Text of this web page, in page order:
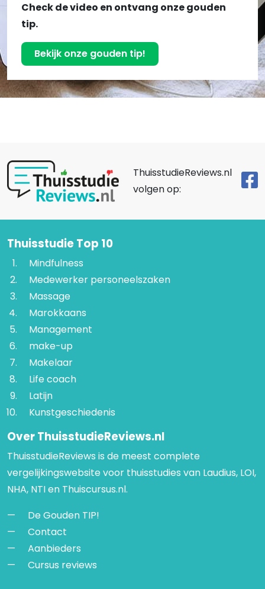
Check de video en ontvang onze gouden
tip.
Bekijk onze gouden tip!
ThuisstudieReviews.nl
volgen op:
Thuisstudie Top 10
Mindfulness
Medewerker personeelszaken
Massage
Marokkaans
Management
make-up
Makelaar
Life coach
Latijn
Kunstgeschiedenis
Over ThuisstudieReviews.nl
ThuisstudieReviews is de meest complete
vergelijkingswebsite voor thuisstudies van Laudius, LOI,
NHA, NTI en Thuiscursus.nl.
De Gouden TIP!
Contact
Aanbieders
Cursus reviews